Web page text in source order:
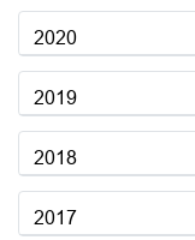
2020
2019
2018
2017